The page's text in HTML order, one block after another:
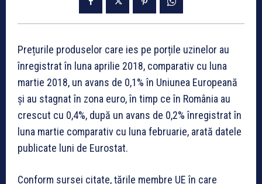
Prețurile produselor care ies pe porțile uzinelor au
înregistrat în luna aprilie 2018, comparativ cu luna
martie 2018, un avans de 0,1% în Uniunea Europeană
și au stagnat în zona euro, în timp ce în România au
crescut cu 0,4%, după un avans de 0,2% înregistrat în
luna martie comparativ cu luna februarie, arată datele
publicate luni de Eurostat.
Conform sursei citate, țările membre UE în care